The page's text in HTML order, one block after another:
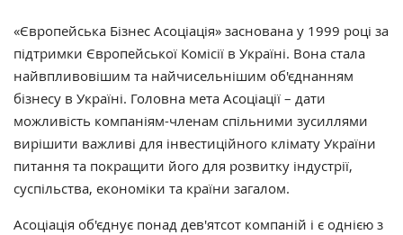
«Європейська Бізнес Асоціація» заснована у 1999 році за
підтримки Європейської Комісії в Україні. Вона стала
найвпливовішим та найчисельнішим об'єднанням
бізнесу в Україні. Головна мета Асоціації – дати
можливість компаніям-членам спільними зусиллями
вирішити важливі для інвестиційного клімату України
питання та покращити його для розвитку індустрії,
суспільства, економіки та країни загалом.
Асоціація об'єднує понад дев'ятсот компаній і є однією з